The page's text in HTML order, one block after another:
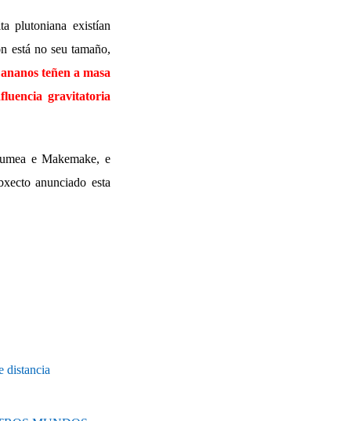
plutoniana existían
está no seu tamaño,
teñen a masa
gravitatoria
e Makemake, e
anunciado esta
distancia